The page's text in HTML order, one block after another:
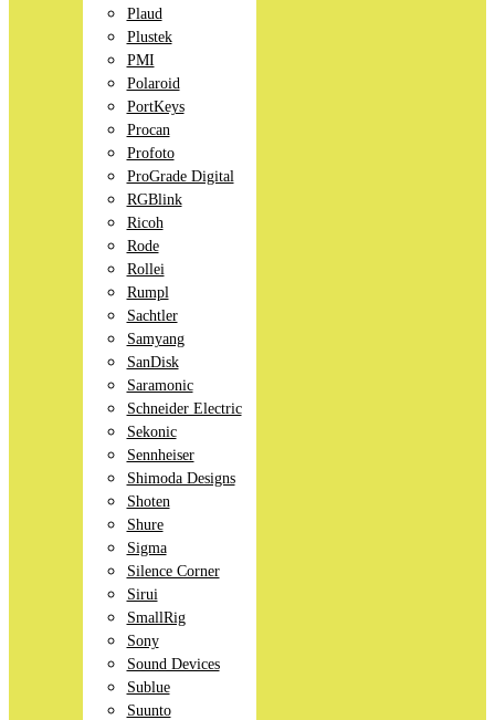
Plaud
Plustek
PMI
Polaroid
PortKeys
Procan
Profoto
ProGrade Digital
RGBlink
Ricoh
Rode
Rollei
Rumpl
Sachtler
Samyang
SanDisk
Saramonic
Schneider Electric
Sekonic
Sennheiser
Shimoda Designs
Shoten
Shure
Sigma
Silence Corner
Sirui
SmallRig
Sony
Sound Devices
Sublue
Suunto